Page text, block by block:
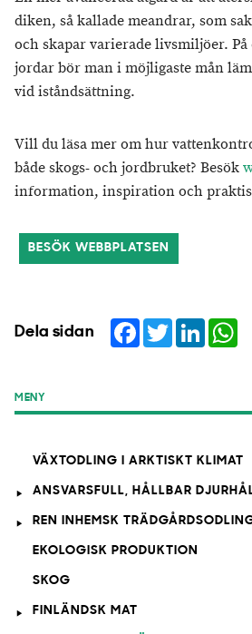
diken, så kallade meandrar, som
och skapar varierade livsmiljöer.
jordar bör man i möjligaste mån
vid iståndsättning.
Vill du läsa mer om hur
både skogs- och jordbruket? Besök
information, inspiration och
BESÖK WEBBPLATSEN
Dela sidan Facebook
TwitterLinkedIn
MENY
VÄXTODLING I ARKTISKT KLIMAT
ANSVARSFULL, HÅLLBAR
REN INHEMSK
EKOLOGISK PRODUKTION
SKOG
FINLÄNDSK MAT